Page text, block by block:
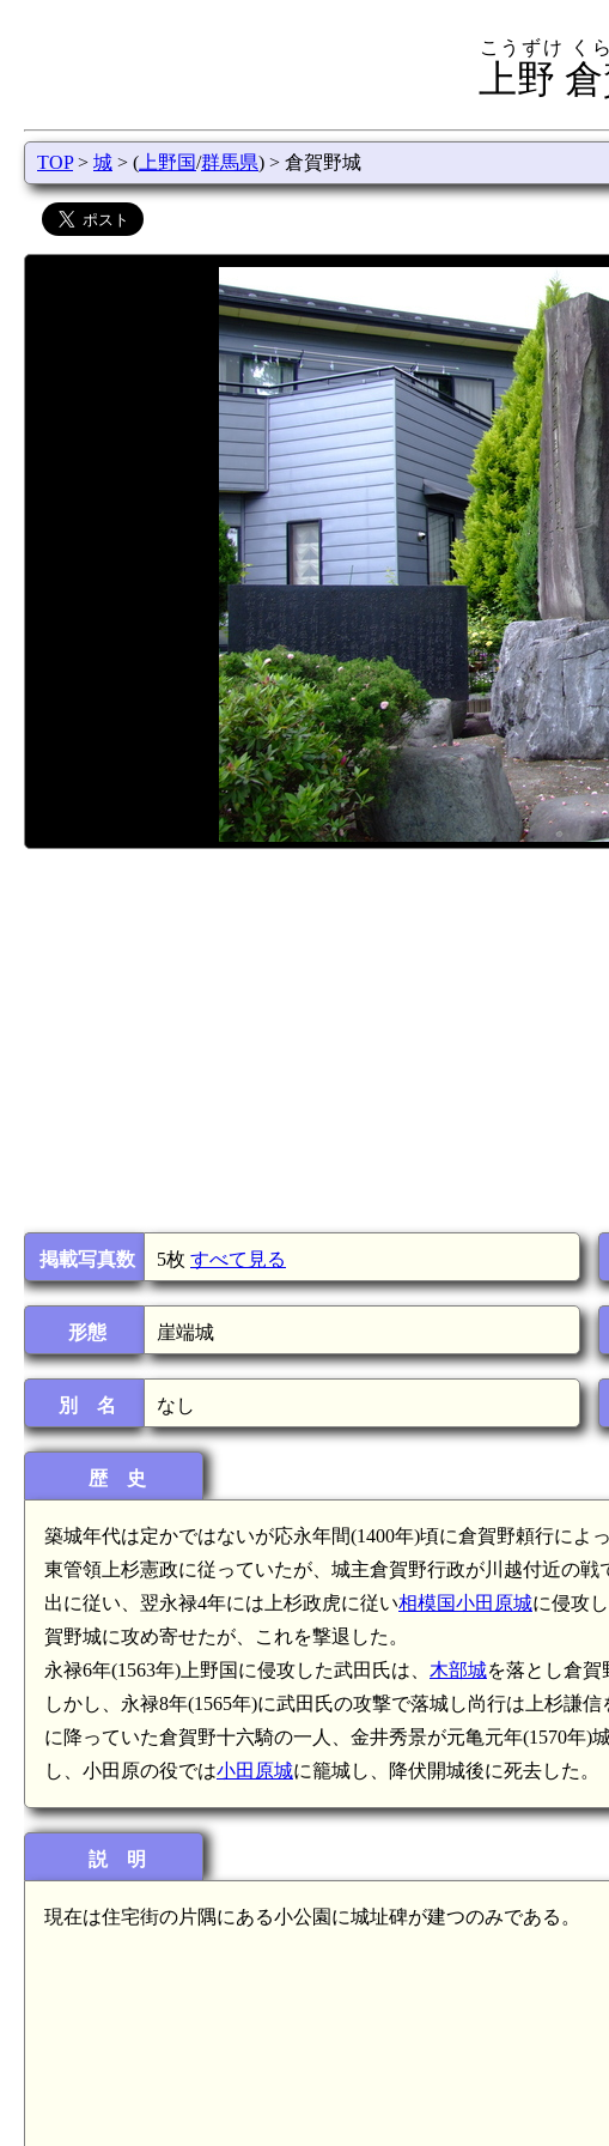
上野
こうずけ く
TOP> 城 > ( 上野国/群馬県) > 倉賀野城
掲載写真数 5枚 すべて見る
形態 崖端城
別 名 なし
歴 史
築城年代は定かではないが応永年間(1400年)頃に倉賀野頼行に
東管領上杉憲政に従っていたが、城主倉賀野行政が川越付近の
出に従い、翌永禄4年には上杉政虎に従い相模国小田原城に侵攻
賀野城に攻め寄せたが、これを撃退した。
永禄6年(1563年)上野国に侵攻した武田氏は、 木部城を落とし倉賀
しかし、永禄8年(1565年)に武田氏の攻撃で落城し尚行は上杉謙
に降っていた倉賀野十六騎の一人、金井秀景が元亀元年(1570年
し、小田原の役では小田原城に籠城し、降伏開城後に死去した。
説 明
現在は住宅街の片隅にある小公園に城址碑が建つのみである。